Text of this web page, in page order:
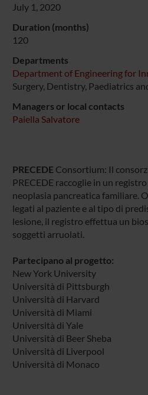
July 1, 2020
Duration (months)
120
Departments
Department of Engineering for
Surgery, Dentistry, Paediatrics
Managers or local contacts
Paiella Salvatore
PRECEDEConsortium: Il
PRECEDE raccoglie in un
neoplasia pancreatica familiare.
legati al paziente e al tipo di
lesione, il registro effettua un
soggetti arruolati.
Partecipano al progetto:
New York University
Università di Pittsburgh
Università di Harvard
Università di Miami
Università di Yale
Università di Beer Sheba
Università di Liverpool
Università di Monaco